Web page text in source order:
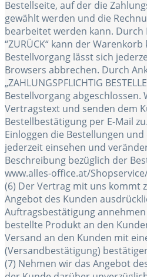
Bestellseite, auf der die
gewählt werden und die
bearbeitet werden kann.
“ZURÜCK“ kann der
Bestellvorgang lässt sich
Browsers abbrechen. Durch
„ZAHLUNGSPFLICHTIG
Bestellvorgang abgeschlossen.
Vertragstext und senden dem
Bestellbestätigung per E-Mail
Einloggen die Bestellungen
jederzeit einsehen und
Beschreibung bezüglich der
www.alles-office.at/
(6) Der Vertrag mit uns kommt
Angebot des Kunden
Auftragsbestätigung
bestellte Produkt an den
Versand an den Kunden mit
(Versandbestätigung)
(7) Nehmen wir das Angebot